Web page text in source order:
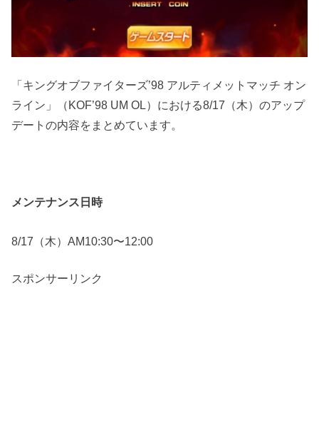
「キングオブファイターズ’98 アルティメットマッチ オン
ライン」（KOF’98 UM OL）における8/17（木）のアップ
デートの内容をまとめています。
メンテナンス日時
8/17（木）AM10:30〜12:00
スポンサーリンク